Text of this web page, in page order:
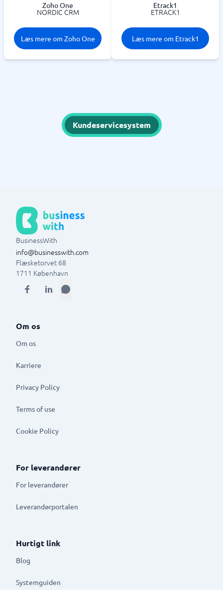
Zoho One
NORDIC CRM
Læs mere om Zoho One
Etrack1
ETRACK1
Læs mere om Etrack1
Kundeservicesystem
BusinessWith
info@businesswith.com
Flæsketorvet 68
1711 København
Om os
Om os
Karriere
Privacy Policy
Terms of use
Cookie Policy
For leverandører
For leverandører
Leverandørportalen
Hurtigt link
Blog
Systemguiden